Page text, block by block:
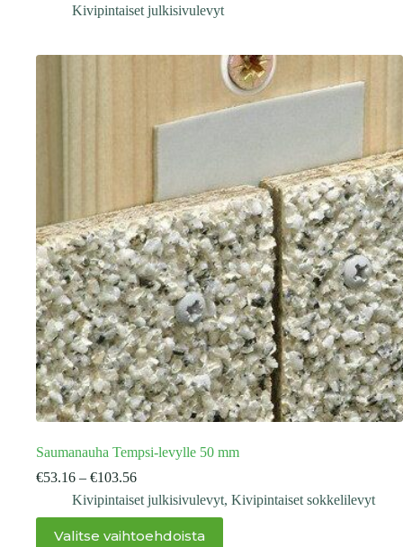
Kivipintaiset julkisivulevyt
Saumanauha Tempsi-levylle 50 mm
€53.16 – €103.56Hintaluokka:
€53.16
-
Kivipintaiset julkisivulevyt, Kivipintaiset sokkelilevyt
Valitse vaihtoehdoista
Tällä
tuotteella